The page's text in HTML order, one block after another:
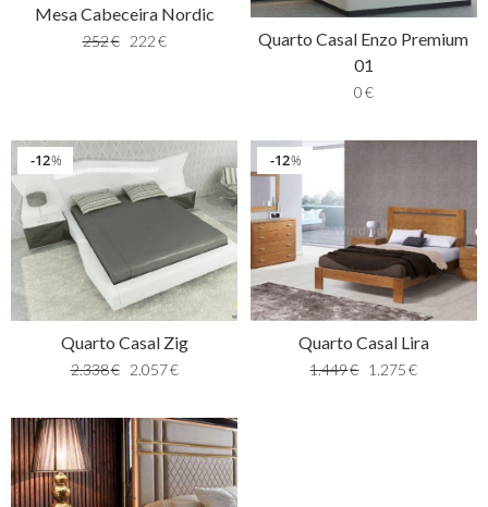
Mesa Cabeceira Nordic
252€ 222€
Quarto Casal Enzo Premium
01
0€
%
12
Quarto Casal Zig
2.338€ 2.057€
%
12
Quarto Casal Lira
1.449€ 1.275 €